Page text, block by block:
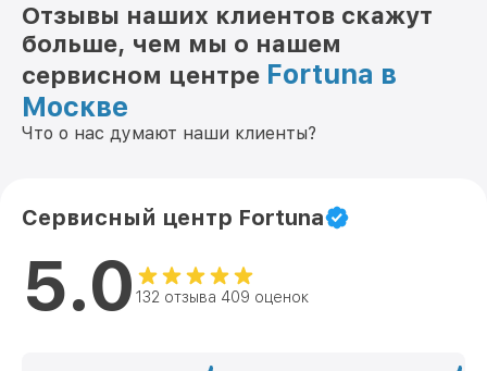
Отзывы наших клиентов скажут
больше, чем мы о нашем
сервисном центре Fortuna в
Москве
Что о нас думают наши клиенты?
Сервисный центр Fortuna
5.0 132 отзыва 409 оценок